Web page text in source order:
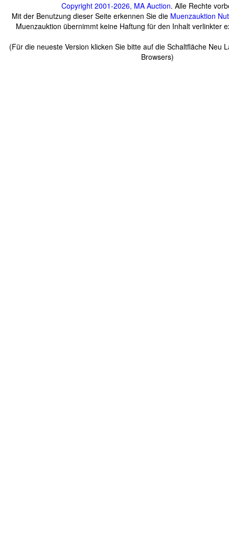
Copyright 2001-2026, MA Auction. Alle Rechte
Mit der Benutzung dieser Seite erkennen Sie die Muenzauktion
Muenzauktion übernimmt keine Haftung für den Inhalt verlinkter
(Für die neueste Version klicken Sie bitte auf die Schaltfläche Neu
Browsers)